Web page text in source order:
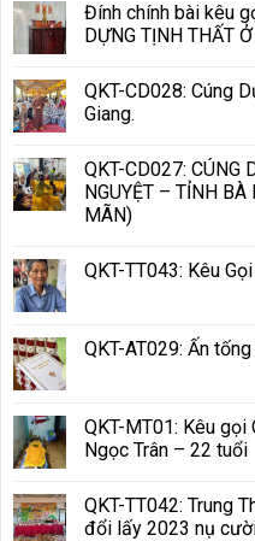
Đính chính bài kêu
DỰNG TỊNH THẤT
QKT-CD028: Cúng
Giang.
QKT-CD027: CÚNG
NGUYỆT – TỈNH BÀ
MÃN)
QKT-TT043: Kêu
QKT-AT029: Ấn
QKT-MT01: Kêu
Ngọc Trân – 22 tuổi
QKT-TT042: Trung
đổi lấy 2023 nụ